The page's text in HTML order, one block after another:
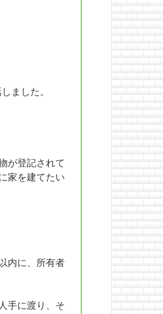
ました。
が登記されて
家を建てたい
内に、所有者
手に渡り、そ